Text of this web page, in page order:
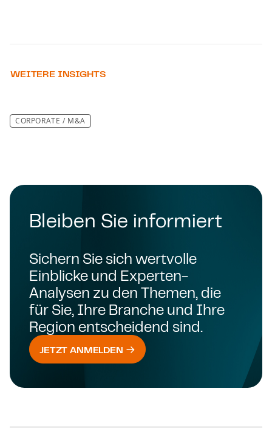
WEITERE INSIGHTS
CORPORATE / M&A
Bleiben Sie informiert
Sichern Sie sich wertvolle
Einblicke und Experten-
Analysen zu den Themen, die
für Sie, Ihre Branche und Ihre
Region entscheidend sind.
JETZT ANMELDEN